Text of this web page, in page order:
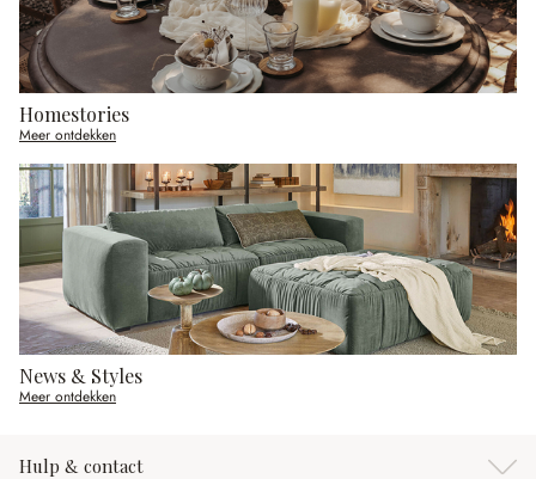
Homestories
Meer ontdekken
News & Styles
Meer ontdekken
Hulp & contact